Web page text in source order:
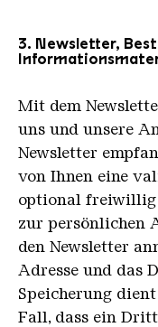
3. Newsletter,
Mit dem
uns und unsere
Newsletter
von Ihnen eine
optional freiwillig
zur persönlichen
den Newsletter
Adresse und das
Speicherung
Fall, dass ein